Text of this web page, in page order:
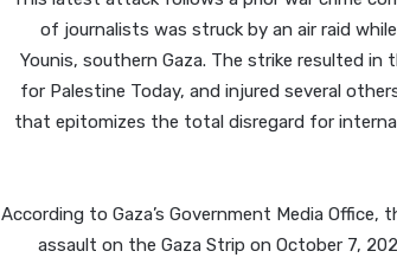
of journalists was struck by an air raid
Younis, southern Gaza. The strike resulted
for Palestine Today, and injured several
that epitomizes the total disregard for
According to Gaza’s Government Media
assault on the Gaza Strip on October 7,